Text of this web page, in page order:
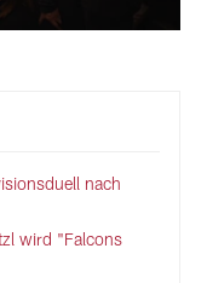
nach
wird "Falcons